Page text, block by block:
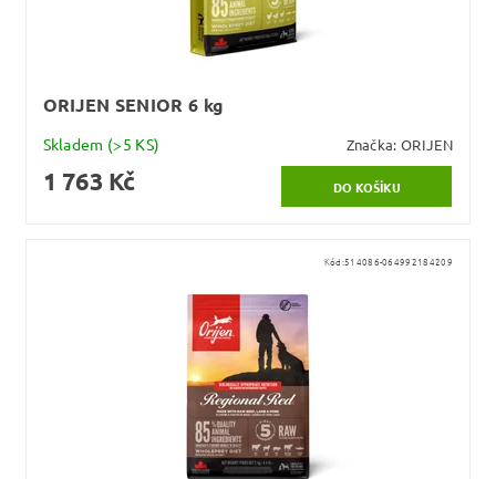
ORIJEN SENIOR 6 kg
Skladem (>5 KS) Značka:ORIJEN
1 763 Kč
Kód:514086-064992184209